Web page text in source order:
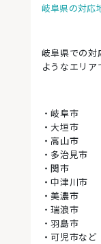
岐阜県の対応
岐阜県での対
ようなエリア
・岐阜市
・大垣市
・高山市
・多治見市
・関市
・中津川市
・美濃市
・瑞浪市
・羽島市
・可児市など